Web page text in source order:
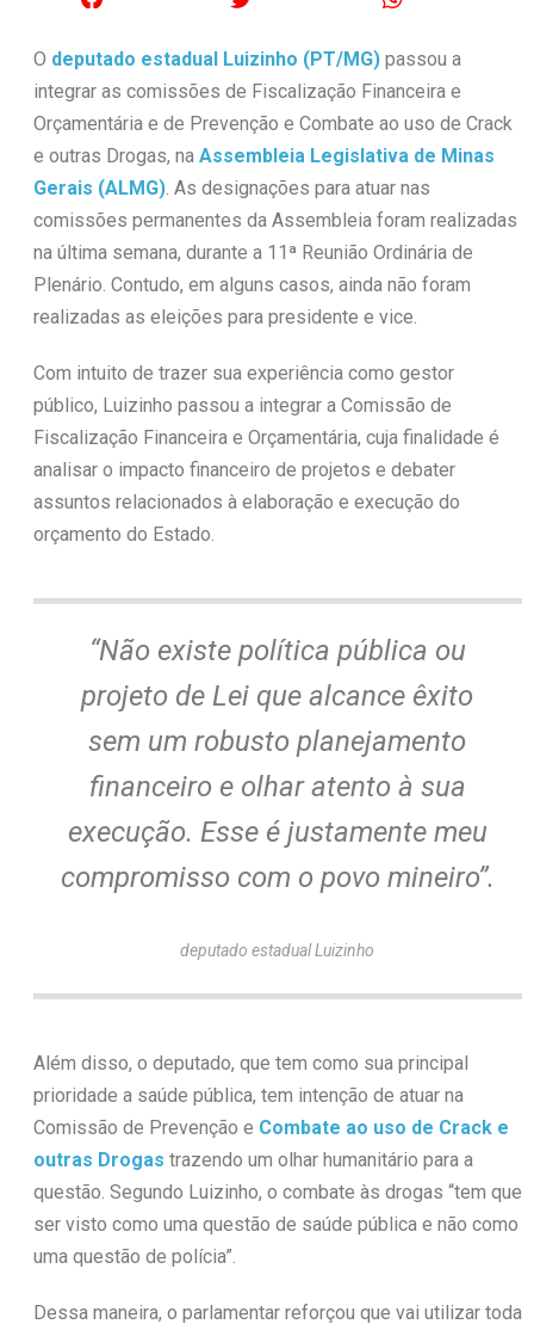
O deputado estadual Luizinho (PT/MG)passou a
integrar as comissões de Fiscalização Financeira e
Orçamentária e de Prevenção e Combate ao uso de Crack
e outras Drogas, na Assembleia Legislativa de Minas
Gerais (ALMG). As designações para atuar nas
comissões permanentes da Assembleia foram realizadas
na última semana, durante a 11ª Reunião Ordinária de
Plenário. Contudo, em alguns casos, ainda não foram
realizadas as eleições para presidente e vice.
Com intuito de trazer sua experiência como gestor
público, Luizinho passou a integrar a Comissão de
Fiscalização Financeira e Orçamentária, cuja finalidade é
analisar o impacto financeiro de projetos e debater
assuntos relacionados à elaboração e execução do
orçamento do Estado.
“Não existe política pública ou
projeto de Lei que alcance êxito
sem um robusto planejamento
financeiro e olhar atento à sua
execução. Esse é justamente meu
compromisso com o povo mineiro”.
deputado estadual Luizinho
Além disso, o deputado, que tem como sua principal
prioridade a saúde pública, tem intenção de atuar na
Comissão de Prevenção e Combate ao uso de Crack e
outras Drogas trazendo um olhar humanitário para a
questão. Segundo Luizinho, o combate às drogas “tem que
ser visto como uma questão de saúde pública e não como
uma questão de polícia”.
Dessa maneira, o parlamentar reforçou que vai utilizar toda